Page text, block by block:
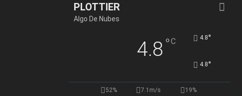
PLOTTIER
Algo De Nubes
4.8 °C 4.8°
4.8°
52% 7.1m/s 19%